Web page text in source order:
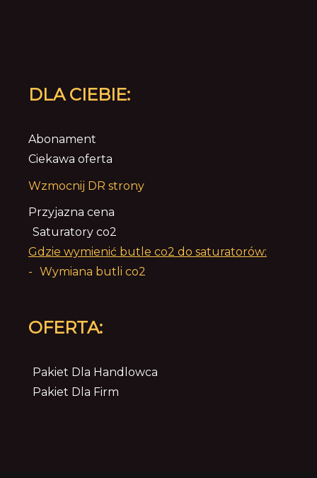
DLA CIEBIE:
Abonament
Ciekawa oferta
Wzmocnij DR strony
Przyjazna cena
Saturatory co2
Gdzie wymienić butle co2 do saturatorów:
- Wymiana butli co2
OFERTA:
Pakiet Dla Handlowca
Pakiet Dla Firm